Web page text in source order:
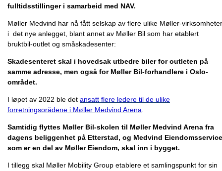
fulltidsstillinger i samarbeid med NAV.
Møller Medvind har nå fått selskap av flere ulike Møller-virksomheter
i det nye anlegget, blant annet av Møller Bil som har etablert
bruktbil-outlet og småskadesenter:
Skadesenteret skal i hovedsak utbedre biler for outleten på
samme adresse, men også for Møller Bil-forhandlere i Oslo-
området.
I løpet av 2022 ble det ansatt flere ledere til de ulike
forretningsorådene i Møller Medvind Arena
Samtidig flyttes Møller Bil-skolen til Møller Medvind Arena fra
dagens beliggenhet på Etterstad, og Medvind
som er en del av Møller Eiendom, skal inn i bygget.
I tillegg skal Møller Mobility Group etablere et samlingspunkt for sin